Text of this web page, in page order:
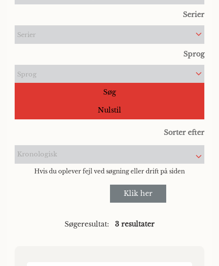
Serier
Serier
Sprog
Sprog
Søg
Nulstil
Sorter efter
Kronologisk
Hvis du oplever fejl ved søgning eller drift på siden
Klik her
Søgeresultat: 3 resultater